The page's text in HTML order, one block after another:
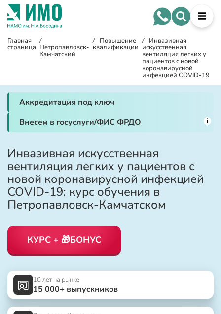
Главная
страница
/
Петропавловск-
Камчатский
/ Повышение
квалификации
/ Инвазивная
искусственная
вентиляция легких у
пациентов с новой
коронавирусной
инфекцией COVID-19
Аккредитация под ключ
Внесем в госуслуги/ФИС ФРДО
i
Инвазивная искусственная
вентиляция легких у пациентов с
новой коронавирусной инфекцией
COVID-19: курс обучения в
Петропавловск-Камчатском
КУРС + 🎁БОНУС
10 лет на рынке
15 000+ выпускников